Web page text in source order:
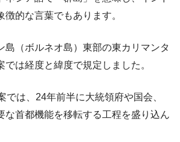
徴的な言葉でもあります。
島（ボルネオ島）東部の東カリマンタ
では経度と緯度で規定しました。
では、24年前半に大統領府や国会、
な首都機能を移転する工程を盛り込ん